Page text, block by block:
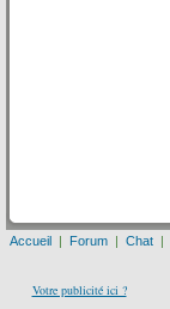
Accueil | Forum | Chat |
Votre publicité ici ?